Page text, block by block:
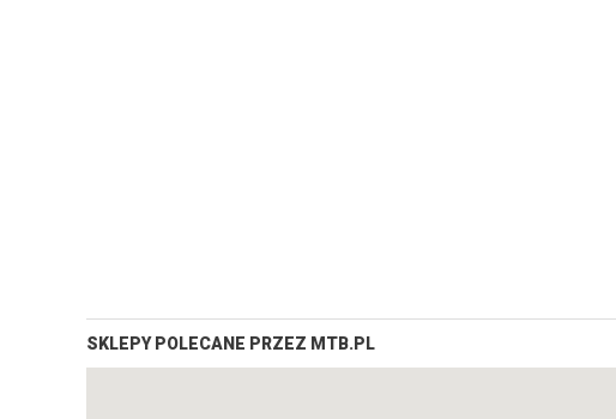
SKLEPY POLECANE PRZEZ MTB.PL